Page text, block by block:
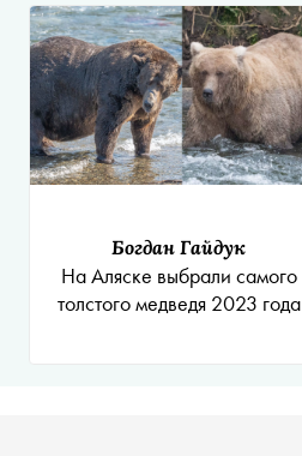
Богдан Гайдук
На Аляске выбрали самого
толстого медведя 2023 года